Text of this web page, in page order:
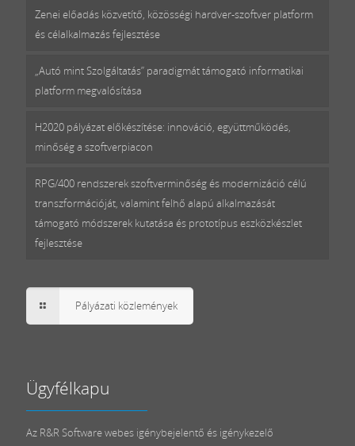
Zenei előadás közvetítő, közösségi hardver-szoftver platform
és célalkalmazás fejlesztése
„Autó mint Szolgáltatás” paradigmát támogató informatikai
platform megvalósítása
H2020 pályázat előkészítése: innováció, együttműködés,
minőség a szoftverpiacon
RPG/400 rendszerek szoftverminőség és modernizáció célú
transzformációját, valamint felhő alapú alkalmazását
támogató módszerek kutatása és prototípus eszközkészlet
fejlesztése
Pályázati közlemények
Ügyfélkapu
Az R&R Software webes igénybejelentő és igénykezelő